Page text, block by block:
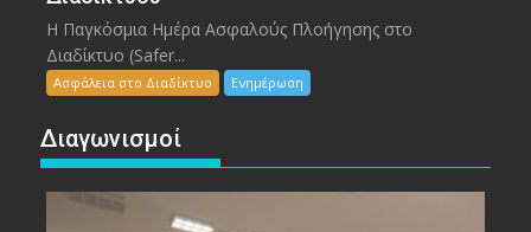
Η Παγκόσμια Ημέρα Ασφαλούς Πλοήγησης στο
Διαδίκτυο (Safer...
Ασφάλεια στο Διαδίκτυο Ενημέρωση
Διαγωνισμοί